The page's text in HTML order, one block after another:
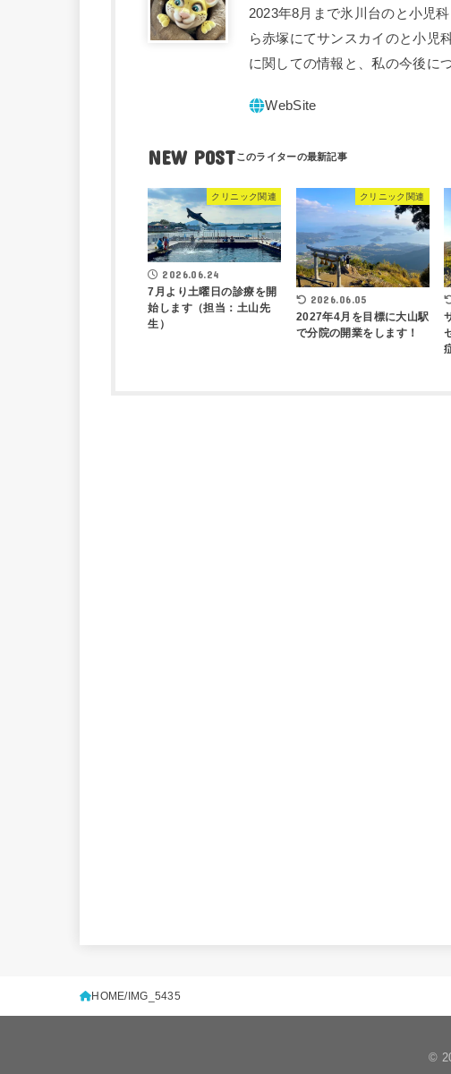
2023年8月まで氷川台のと小児
ら赤塚にてサンスカイのと小児
に関しての情報と、私の今後に
NEW POST
クリニック関連
2026.06.24
7月より土曜日の診療を開
始します（担当：土山先
生）
クリニック関連
2026.06.05
2027年4月を目標に大山駅
で分院の開業をします！
HOME IMG_5435
©